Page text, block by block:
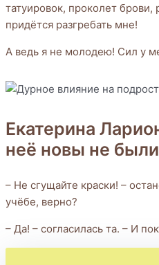
татуировок, проколет
придётся разгребать мне!
А ведь я не молодею! Сил у
Екатерина
неё новы не
– Не сгущайте краски! –
учёбе, верно?
– Да! – согласилась та. – И